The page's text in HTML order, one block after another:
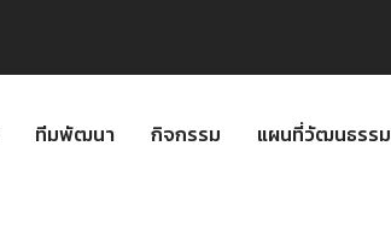
ทีมพัฒนา กิจกรรม แผนที่วัฒนธรรม